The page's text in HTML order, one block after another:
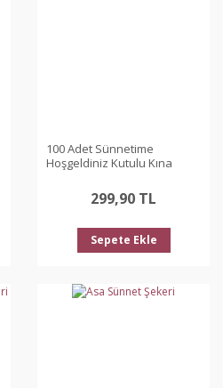
100 Adet Sünnetime
Hoşgeldiniz Kutulu Kına
299,90 TL
Sepete Ekle